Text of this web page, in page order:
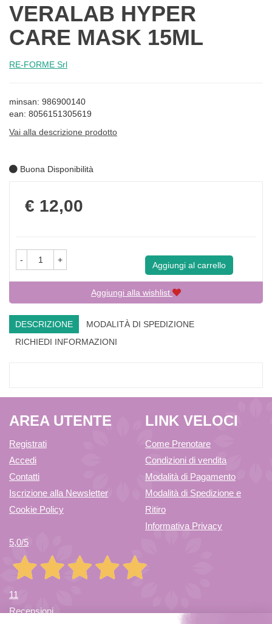
VERALAB HYPER
CARE MASK 15ML
RE-FORME Srl
minsan: 986900140
ean: 8056151305619
Vai alla descrizione prodotto
Buona Disponibilità
Prezzo
€ 12,00
- +
Aggiungi al carrello
Aggiungi alla wishlist
DESCRIZIONE
MODALITÀ DI SPEDIZIONE
RICHIEDI INFORMAZIONI
AREA UTENTE
Registrati
Accedi
Contatti
Iscrizione alla Newsletter
Cookie Policy
LINK VELOCI
Come Prenotare
Condizioni di vendita
Modalità di Pagamento
Modalità di Spedizione e
Ritiro
Informativa Privacy
5,0/5
11
Recensioni